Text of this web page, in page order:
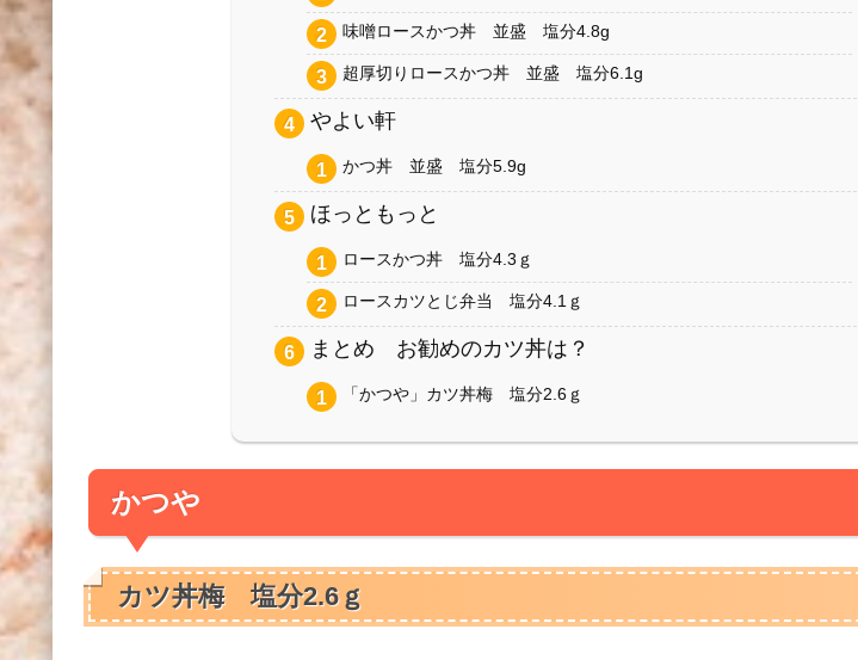
味噌ロースかつ丼 並盛 塩分4.8g
超厚切りロースかつ丼 並盛 塩分6.1g
やよい軒
かつ丼 並盛 塩分5.9g
ほっともっと
ロースかつ丼 塩分4.3ｇ
ロースカツとじ弁当 塩分4.1ｇ
まとめ お勧めのカツ丼は？
「かつや」カツ丼梅 塩分2.6ｇ
かつや
カツ丼梅 塩分2.6ｇ